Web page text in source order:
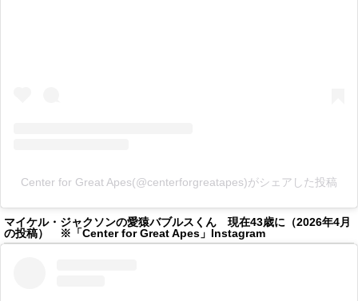
Center for Great Apes(@centerforgreatapes)がシェアした投稿
マイケル・ジャクソンの愛猿バブルスくん 現在43歳に（2026年4月
の投稿） ※「Center for Great Apes」Instagram